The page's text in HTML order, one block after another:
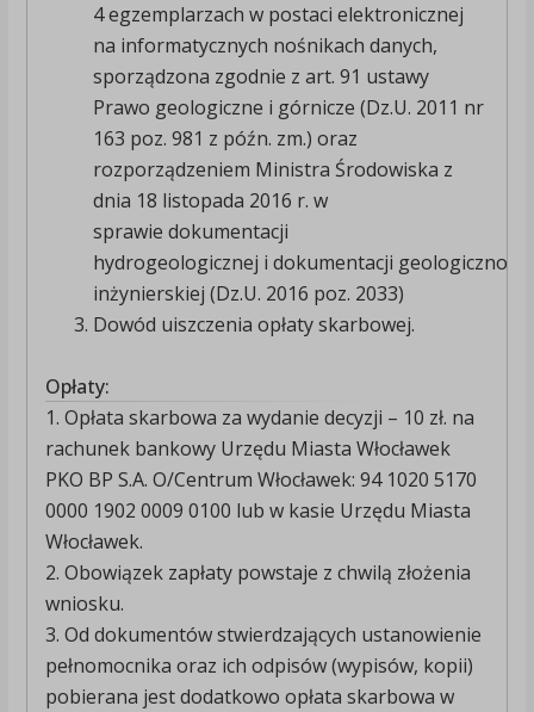
4 egzemplarzach w postaci elektronicznej
na informatycznych nośnikach danych,
sporządzona zgodnie z art. 91 ustawy
Prawo geologiczne i górnicze (Dz.U. 2011 nr
163 poz. 981 z późn. zm.) oraz
rozporządzeniem Ministra Środowiska z
dnia 18 listopada 2016 r. w
sprawie dokumentacji
hydrogeologicznej i dokumentacji geologiczno-
inżynierskiej (Dz.U. 2016 poz. 2033)
Dowód uiszczenia opłaty skarbowej.
Opłaty:
1. Opłata skarbowa za wydanie decyzji – 10 zł. na
rachunek bankowy Urzędu Miasta Włocławek
PKO BP S.A. O/Centrum Włocławek: 94 1020 5170
0000 1902 0009 0100 lub w kasie Urzędu Miasta
Włocławek.
2. Obowiązek zapłaty powstaje z chwilą złożenia
wniosku.
3. Od dokumentów stwierdzających ustanowienie
pełnomocnika oraz ich odpisów (wypisów, kopii)
pobierana jest dodatkowo opłata skarbowa w